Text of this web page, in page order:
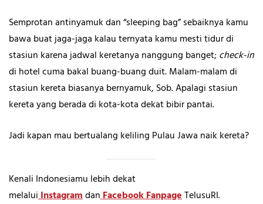
Semprotan antinyamuk dan “sleeping bag” sebaiknya kamu
bawa buat jaga-jaga kalau ternyata kamu mesti tidur di
stasiun karena jadwal keretanya nanggung banget; check-in
di hotel cuma bakal buang-buang duit. Malam-malam di
stasiun kereta biasanya bernyamuk, Sob. Apalagi stasiun
kereta yang berada di kota-kota dekat bibir pantai.
Jadi kapan mau bertualang keliling Pulau Jawa naik kereta?
Kenali Indonesiamu lebih dekat
melaluiInstagramdanFacebook FanpageTelusuRI.